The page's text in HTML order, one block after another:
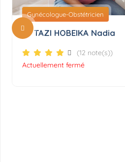
Gynécologue-Obstétricien
Dr TAZI HOBEIKA Nadia
(12 note(s))
Actuellement fermé